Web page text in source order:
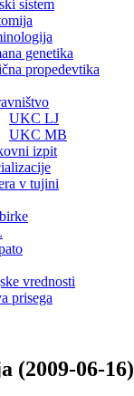
sistem
genetika
propedevtika
UKC LJ
UKC MB
izpit
v tujini
vrednosti
prisega
(2009-06-16)